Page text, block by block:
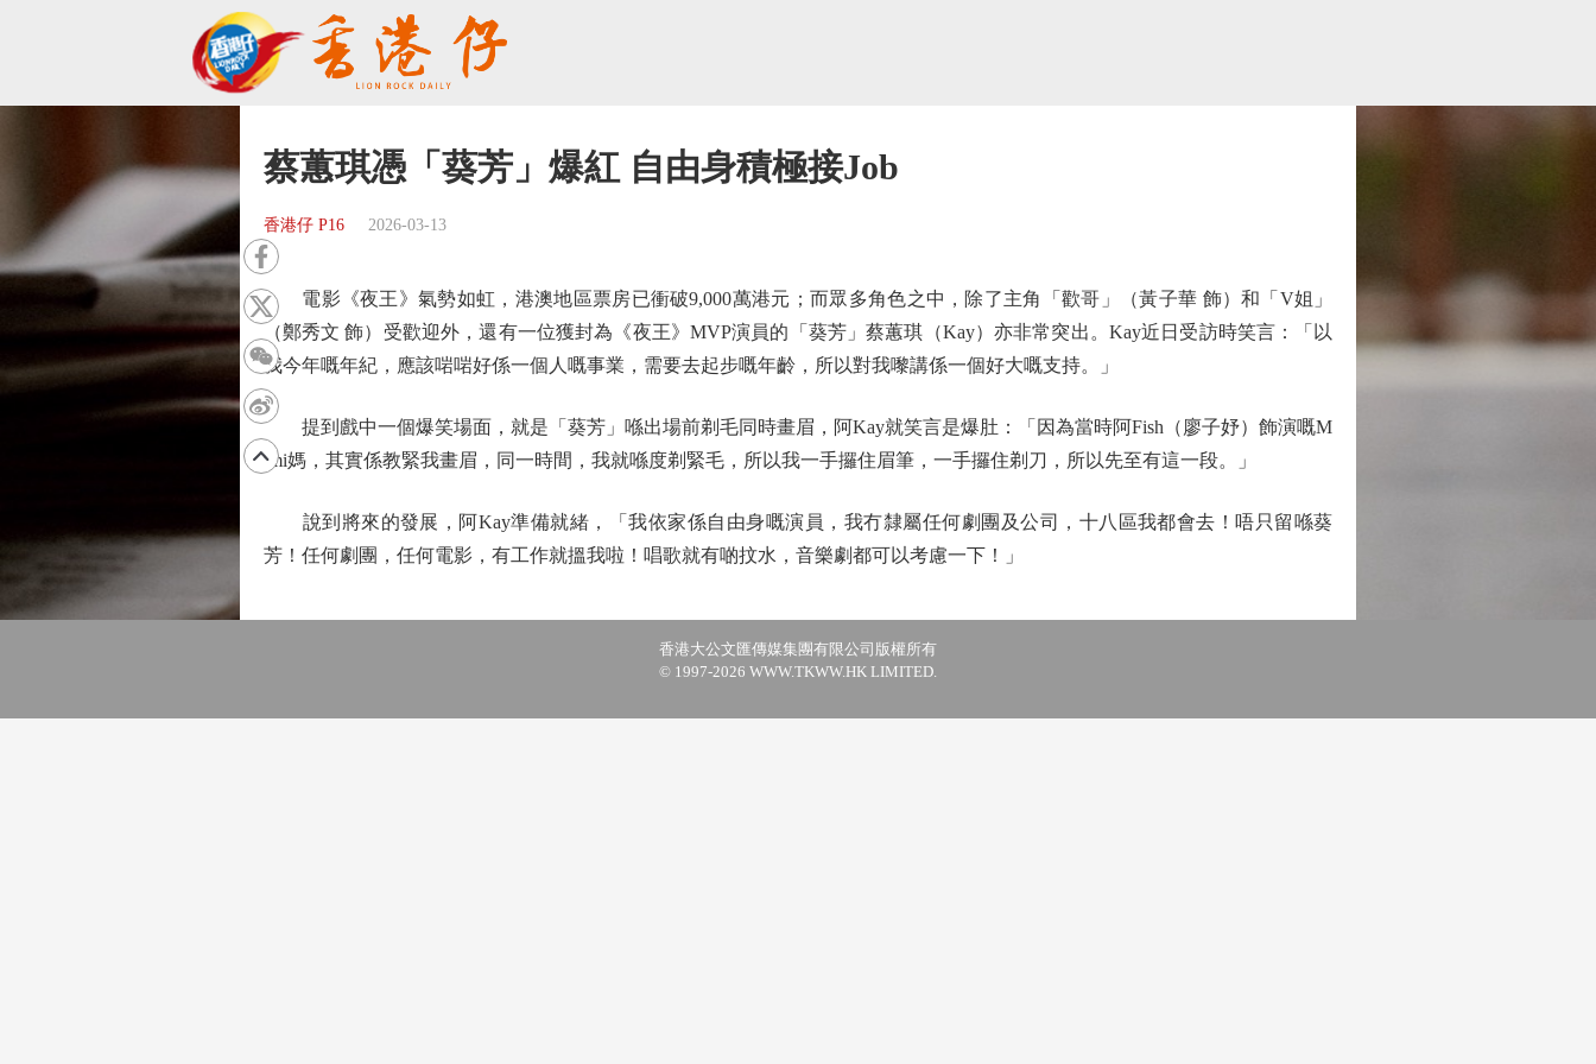
蔡蕙琪憑「葵芳」爆紅 自由身積極接Job
香港仔 P16 2026-03-13
電影《夜王》氣勢如虹，港澳地區票房已衝破9,000萬港元；而眾多角色之中，除了主角「歡哥」（黃子華 飾）和「V姐」
（鄭秀文 飾）受歡迎外，還有一位獲封為《夜王》MVP演員的「葵芳」蔡蕙琪（Kay）亦非常突出。Kay近日受訪時笑言：「以
我今年嘅年紀，應該啱啱好係一個人嘅事業，需要去起步嘅年齡，所以對我嚟講係一個好大嘅支持。」
提到戲中一個爆笑場面，就是「葵芳」喺出場前剃毛同時畫眉，阿Kay就笑言是爆肚：「因為當時阿Fish（廖子妤）飾演嘅M
imi媽，其實係教緊我畫眉，同一時間，我就喺度剃緊毛，所以我一手攞住眉筆，一手攞住剃刀，所以先至有這一段。」
說到將來的發展，阿Kay準備就緒，「我依家係自由身嘅演員，我冇隸屬任何劇團及公司，十八區我都會去！唔只留喺葵
芳！任何劇團，任何電影，有工作就搵我啦！唱歌就有啲抆水，音樂劇都可以考慮一下！」
香港大公文匯傳媒集團有限公司版權所有
© 1997-2026 WWW.TKWW.HK LIMITED.